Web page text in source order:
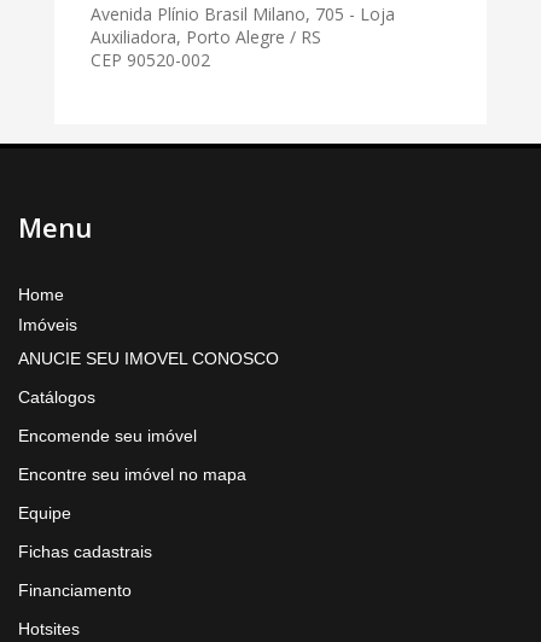
Avenida Plínio Brasil Milano, 705 - Loja
Auxiliadora, Porto Alegre / RS
CEP 90520-002
Menu
Home
Imóveis
ANUCIE SEU IMOVEL CONOSCO
Catálogos
Encomende seu imóvel
Encontre seu imóvel no mapa
Equipe
Fichas cadastrais
Financiamento
Hotsites